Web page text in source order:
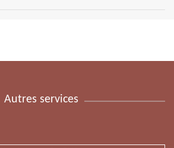
Autres services